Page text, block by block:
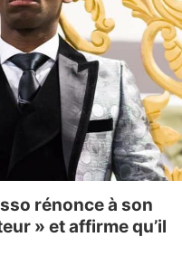
rénonce à son
» et affirme qu’il